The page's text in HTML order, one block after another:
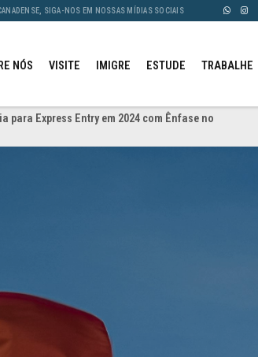
SIGA-NOS EM NOSSAS MÍDIAS SOCIAIS
NÓS VISITE IMIGRE ESTUDE TRABALHE
para Express Entry em 2024 com Ênfase no